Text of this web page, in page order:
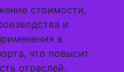
стоимости,
и
в
что повысит
отраслей.